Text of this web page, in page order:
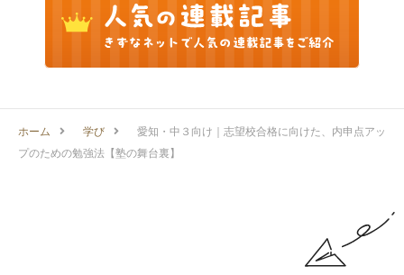
ホーム 学び
愛知・中３向け｜志望校合格に向けた、内申点アッ
プのための勉強法【塾の舞台裏】